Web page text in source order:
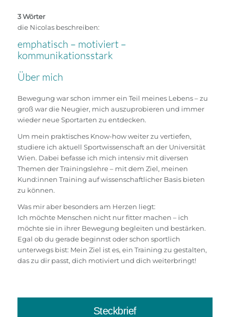
3 Wörter
die Nicolas beschreiben:
emphatisch – motiviert –
kommunikationsstark
Über mich
Bewegung war schon immer ein Teil meines Lebens – zu
groß war die Neugier, mich auszuprobieren und immer
wieder neue Sportarten zu entdecken.
Um mein praktisches Know-how weiter zu vertiefen,
studiere ich aktuell Sportwissenschaft an der Universität
Wien. Dabei befasse ich mich intensiv mit diversen
Themen der Trainingslehre – mit dem Ziel, meinen
Kund:innen Training auf wissenschaftlicher Basis bieten
zu können.
Was mir aber besonders am Herzen liegt:
Ich möchte Menschen nicht nur fitter machen – ich
möchte sie in ihrer Bewegung begleiten und bestärken.
Egal ob du gerade beginnst oder schon sportlich
unterwegs bist: Mein Ziel ist es, ein Training zu gestalten,
das zu dir passt, dich motiviert und dich weiterbringt!
Steckbrief